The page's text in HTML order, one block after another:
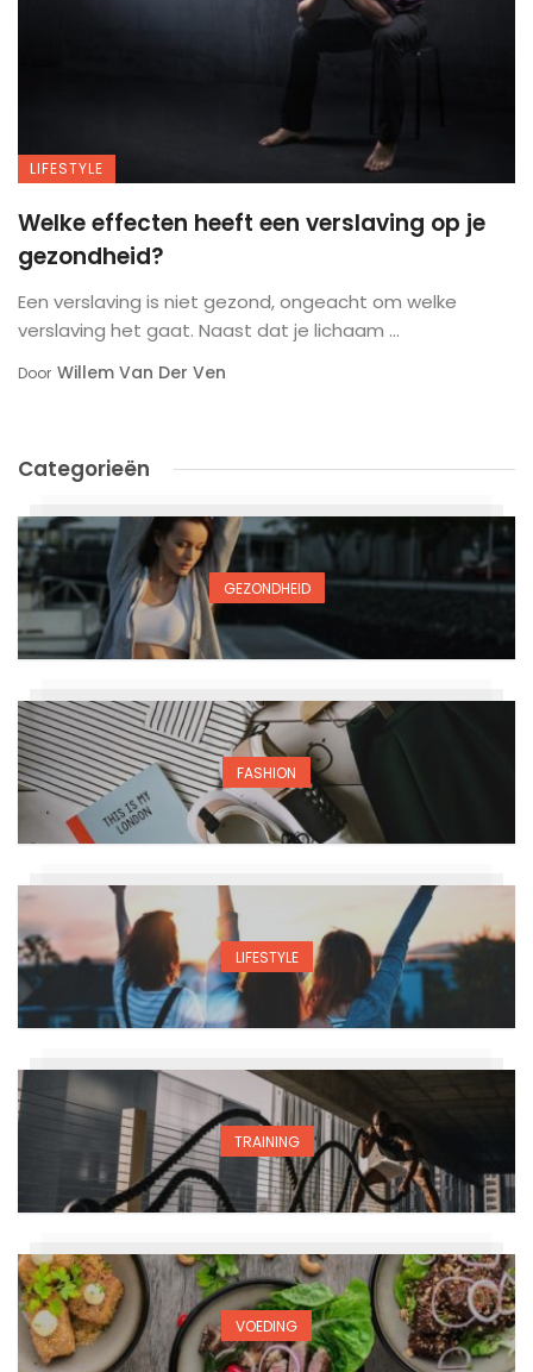
LIFESTYLE
Welke effecten heeft een verslaving op je
gezondheid?
Een verslaving is niet gezond, ongeacht om welke
verslaving het gaat. Naast dat je lichaam ...
Door Willem Van Der Ven
Categorieën
GEZONDHEID
FASHION
LIFESTYLE
TRAINING
VOEDING